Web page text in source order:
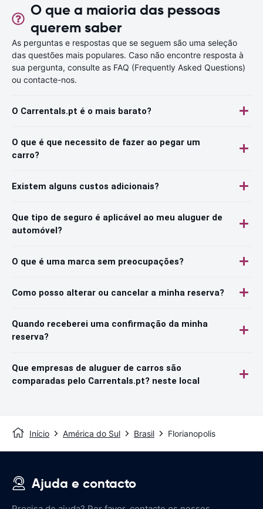
O que a maioria das pessoas
querem saber
As perguntas e respostas que se seguem são uma seleção
das questões mais populares. Caso não encontre resposta à
sua pergunta, consulte as FAQ (Frequently Asked Questions)
ou contacte-nos.
O Carrentals.pt é o mais barato?
O que é que necessito de fazer ao pegar um
carro?
Existem alguns custos adicionais?
Que tipo de seguro é aplicável ao meu aluguer de
automóvel?
O que é uma marca sem preocupações?
Como posso alterar ou cancelar a minha reserva?
Quando receberei uma confirmação da minha
reserva?
Que empresas de aluguer de carros são
comparadas pelo Carrentals.pt? neste local
Início América do Sul Brasil Florianopolis
Ajuda e contacto